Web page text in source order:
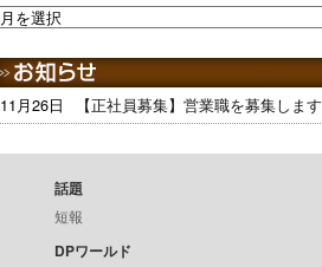
11月26日 【正社員募集】営業職を募集します
話題
短報
DPワールド